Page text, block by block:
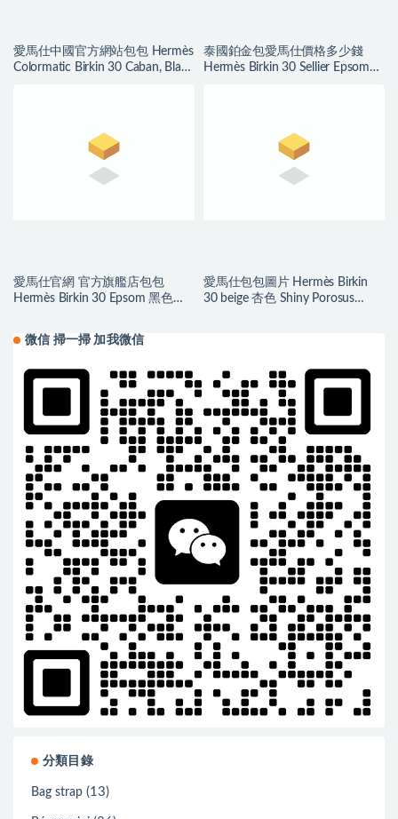
愛馬仕中國官方網站包包 Hermès
Colormatic Birkin 30 Caban, Black
泰國鉑金包愛馬仕價格多少錢
Hermès Birkin 30 Sellier Epsom
愛馬仕官網 官方旗艦店包包
Hermès Birkin 30 Epsom 黑色内
愛馬仕包包圖片 Hermès Birkin
30 beige 杏色 Shiny Porosus
微信 掃一掃 加我微信
分類目錄
Bag strap (13)